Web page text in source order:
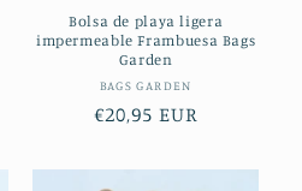
Bolsa de playa ligera
impermeable Frambuesa Bags
Garden
Proveedor:
BAGS GARDEN
Precio
€20,95 EUR